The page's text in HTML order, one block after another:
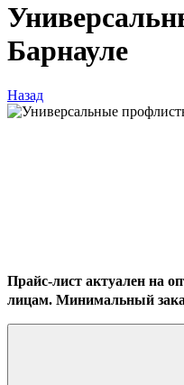
Барнауле
Назад
Прайс-лист актуален на
лицам. Минимальный